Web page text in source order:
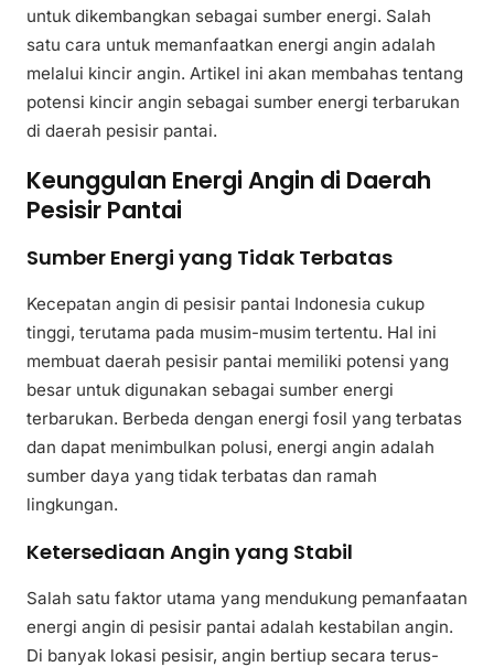
untuk dikembangkan sebagai sumber energi. Salah
satu cara untuk memanfaatkan energi angin adalah
melalui kincir angin. Artikel ini akan membahas tentang
potensi kincir angin sebagai sumber energi terbarukan
di daerah pesisir pantai.
Keunggulan Energi Angin di Daerah
Pesisir Pantai
Sumber Energi yang Tidak Terbatas
Kecepatan angin di pesisir pantai Indonesia cukup
tinggi, terutama pada musim-musim tertentu. Hal ini
membuat daerah pesisir pantai memiliki potensi yang
besar untuk digunakan sebagai sumber energi
terbarukan. Berbeda dengan energi fosil yang terbatas
dan dapat menimbulkan polusi, energi angin adalah
sumber daya yang tidak terbatas dan ramah
lingkungan.
Ketersediaan Angin yang Stabil
Salah satu faktor utama yang mendukung pemanfaatan
energi angin di pesisir pantai adalah kestabilan angin.
Di banyak lokasi pesisir, angin bertiup secara terus-